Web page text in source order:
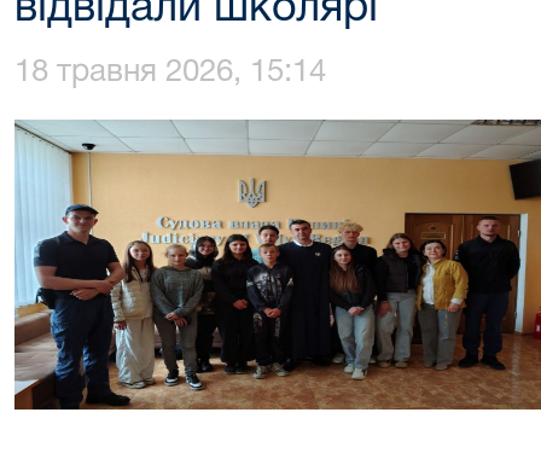
відвідали школярі
18 травня 2026, 15:14